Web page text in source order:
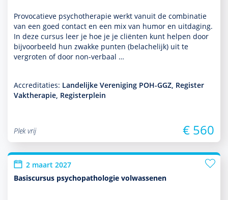
Provocatieve psycho­thera­pie werkt vanuit de combinatie
van een goed contact en een mix van humor en uitdaging.
In deze cursus leer je hoe je je cliënten kunt helpen door
bij­voor­beeld hun zwakke punten (belachelijk) uit te
vergroten of door non-verbaal …
Accreditaties: Landelijke Vereniging POH-GGZ, Register
Vaktherapie, Registerplein
Plek vrij € 560
2 maart 2027
Basiscursus psychopathologie volwassenen